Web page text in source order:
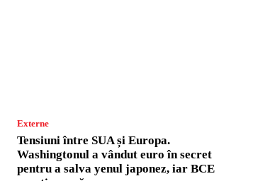
Externe
Tensiuni între SUA și Europa.
Washingtonul a vândut euro în secret
pentru a salva yenul japonez, iar BCE